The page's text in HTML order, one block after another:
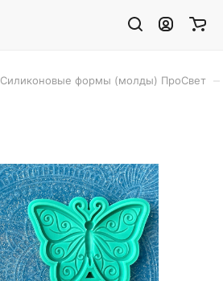
Силиконовые формы (молды) ПроСвет